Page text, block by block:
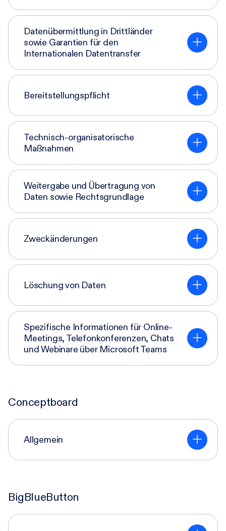
Datenübermittlung in Drittländer
sowie Garantien für den
Internationalen Datentransfer
Bereitstellungspflicht
Technisch-organisatorische
Maßnahmen
Weitergabe und Übertragung von
Daten sowie Rechtsgrundlage
Zweckänderungen
Löschung von Daten
Spezifische Informationen für Online-
Meetings, Telefonkonferenzen, Chats
und Webinare über Microsoft Teams
Conceptboard
Allgemein
BigBlueButton